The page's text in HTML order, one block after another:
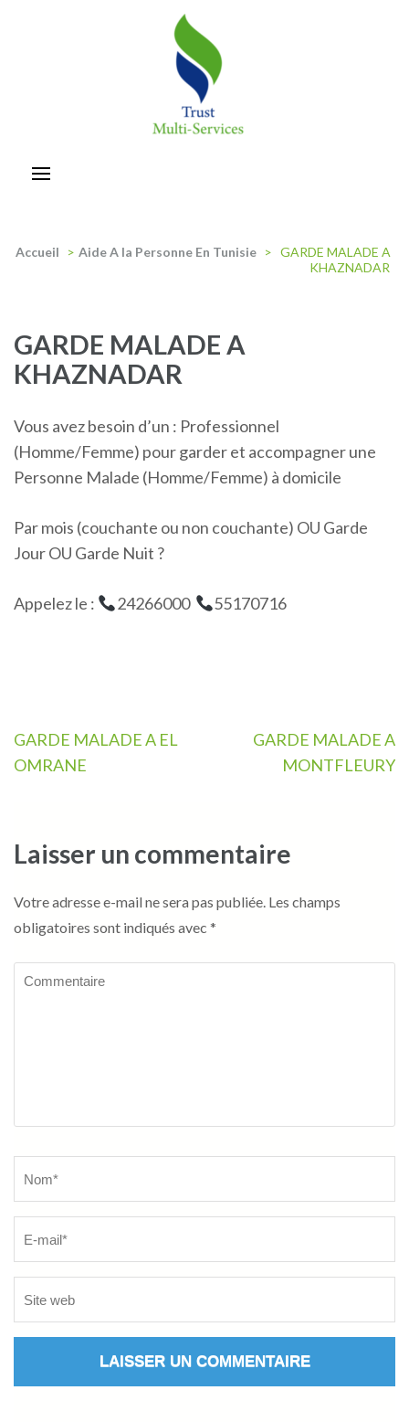
Accueil > Aide A la Personne En Tunisie > GARDE MALADE A
KHAZNADAR
GARDE MALADE A
KHAZNADAR
Vous avez besoin d’un : Professionnel
(Homme/Femme) pour garder et accompagner une
Personne Malade (Homme/Femme) à domicile
Par mois (couchante ou non couchante) OU Garde
Jour OU Garde Nuit ?
Appelez le : 24266000 55170716
Navigation
de
GARDE MALADE A EL
OMRANE
GARDE MALADE A
MONTFLEURY
Laisser un commentaire
Votre adresse e-mail ne sera pas publiée. Les champs
obligatoires sont indiqués avec *
Commentaire